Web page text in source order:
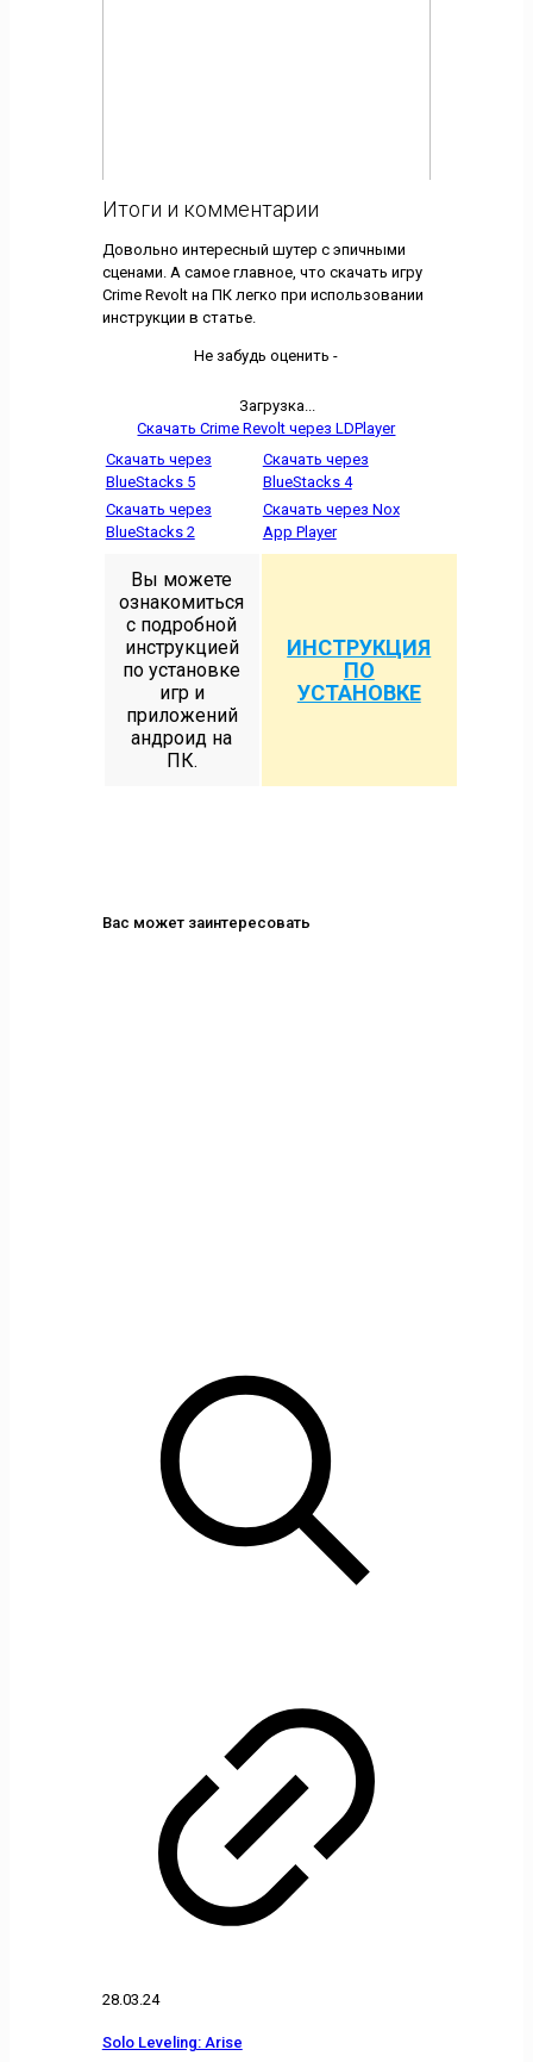
Итоги и комментарии
Довольно интересный шутер с эпичными
сценами. А самое главное, что скачать игру
Crime Revolt на ПК легко при использовании
инструкции в статье.
Не забудь оценить -
Загрузка...
Скачать Crime Revolt через LDPlayer
Скачать через
BlueStacks 5
Скачать через
BlueStacks 4
Скачать через
BlueStacks 2
Скачать через Nox
App Player
Вы можете
ознакомиться
с подробной
инструкцией
по установке
игр и
приложений
андроид на
ПК.
ИНСТРУКЦИЯ
ПО
УСТАНОВКЕ
Вас может заинтересовать
28.03.24
Solo Leveling: Arise